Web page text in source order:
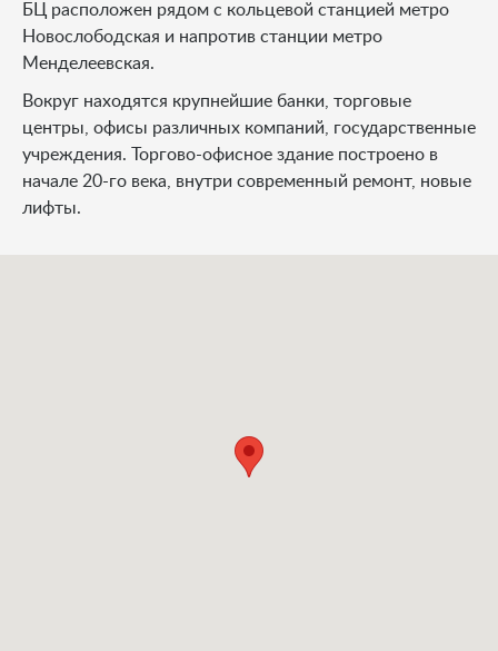
БЦ расположен рядом с кольцевой станцией метро
Новослободская и напротив станции метро
Менделеевская.
Вокруг находятся крупнейшие банки, торговые
центры, офисы различных компаний, государственные
учреждения. Торгово-офисное здание построено в
начале 20-го века, внутри современный ремонт, новые
лифты.